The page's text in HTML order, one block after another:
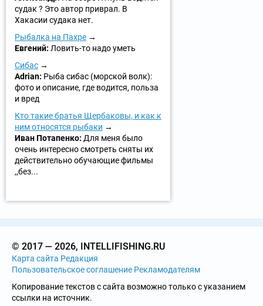
судак ? Это автор приврал. В
Хакасии судака нет.
Рыбалка на Пахре
Евгений: Ловить-то надо уметь
Сибас
Adrian: Рыба сибас (морской волк):
фото и описание, где водится, польза
и вред
Кто такие братья Щербаковы, и как к
ним относятся рыбаки
Иван Потапенко: Для меня было
очень интересно смотреть сняты их
действительно обучающие фильмы
,,без...
© 2017 — 2026, INTELLIFISHING.RU
Карта сайта Редакция
Пользовательское соглашение Рекламодателям
Копирование текстов с сайта возможно только с указанием
ссылки на источник.